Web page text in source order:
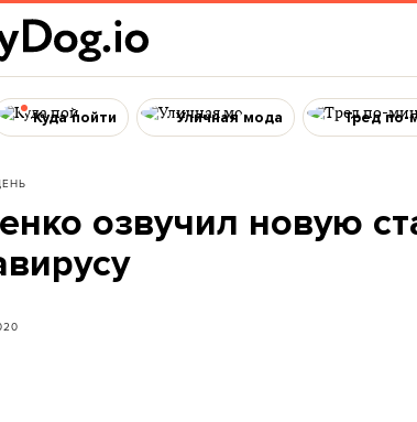
Куда пойти Уличная мода Тред по-
озвучил новую